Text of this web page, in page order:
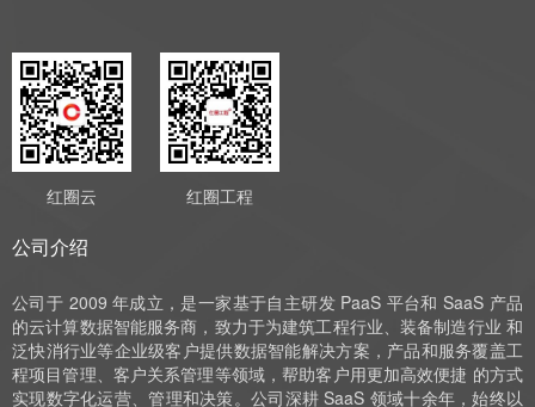
红圈云 红圈工程
公司介绍
公司于 2009 年成立，是一家基于自主研发 PaaS 平台和 SaaS 产品
的云计算数据智能服务商，致力于为建筑工程行业、装备制造行业 和
泛快消行业等企业级客户提供数据智能解决方案，产品和服务覆盖工
程项目管理、客户关系管理等领域，帮助客户用更加高效便捷 的方式
实现数字化运营、管理和决策。公司深耕 SaaS 领域十余年，始终以